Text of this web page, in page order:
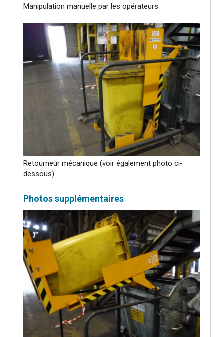
Manipulation manuelle par les opérateurs
Retourneur mécanique (voir également photo ci-
dessous)
Photos supplémentaires